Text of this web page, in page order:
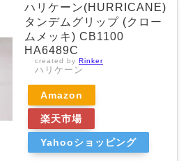
ハリケーン(HURRICANE)
タンデムグリップ (クロー
ムメッキ) CB1100
HA6489C
created by Rinker
ハリケーン
Amazon
楽天市場
Yahooショッピング